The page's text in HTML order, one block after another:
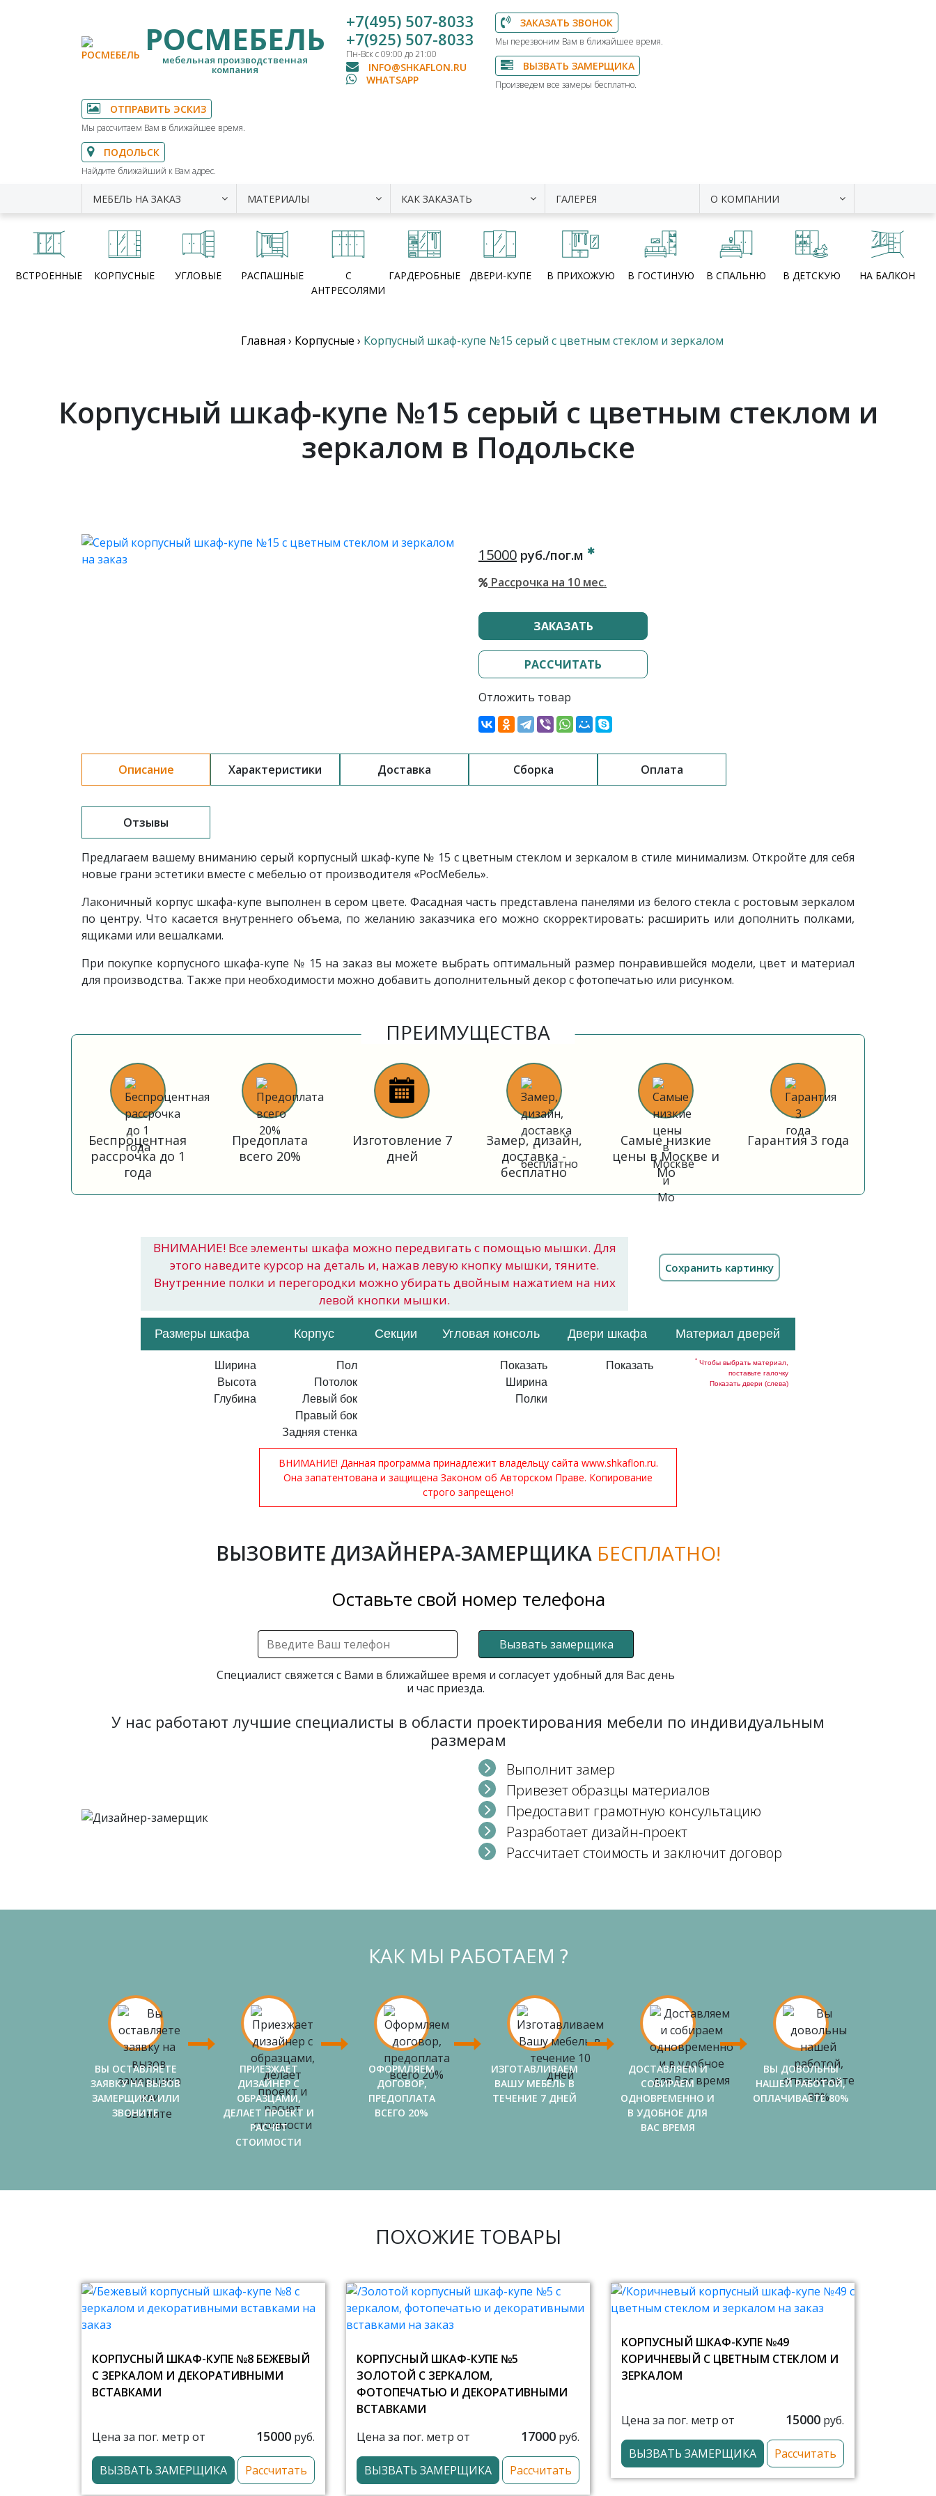
РОСМЕБЕЛЬ
мебельная производственная
компания
+7(495) 507-8033
+7(925) 507-8033
Пн-Вск с 09:00 до 21:00
INFO@SHKAFLON.RU
WHATSAPP
ЗАКАЗАТЬ ЗВОНОК
Мы перезвоним Вам в ближайшее время.
ВЫЗВАТЬ ЗАМЕРЩИКА
Произведем все замеры бесплатно.
ОТПРАВИТЬ ЭСКИЗ
Мы рассчитаем Вам в ближайшее время.
ПОДОЛЬСК
Найдите ближайший к Вам адрес.
МЕБЕЛЬ НА ЗАКАЗ МАТЕРИАЛЫ КАК ЗАКАЗАТЬ ГАЛЕРЕЯ О КОМПАНИИ
ВСТРОЕННЫЕ КОРПУСНЫЕ УГЛОВЫЕ РАСПАШНЫЕ
С
АНТРЕСОЛЯМИ
ГАРДЕРОБНЫЕ ДВЕРИ-КУПЕ В ПРИХОЖУЮ В ГОСТИНУЮ В СПАЛЬНЮ В ДЕТСКУЮ НА БАЛКОН
Главная › Корпусные › Корпусный шкаф-купе №15 серый с цветным стеклом и зеркалом
Корпусный шкаф-купе №15 серый с цветным стеклом и
зеркалом в Подольске
15000 руб./пог.м
Рассрочка на 10 мес.
ЗАКАЗАТЬ
РАССЧИТАТЬ
Отложить товар
Описание Характеристики Доставка Сборка Оплата
Отзывы
Предлагаем вашему вниманию серый корпусный шкаф-купе № 15 с цветным стеклом и зеркалом в стиле минимализм. Откройте для себя
новые грани эстетики вместе с мебелью от производителя «РосМебель».
Лаконичный корпус шкафа-купе выполнен в сером цвете. Фасадная часть представлена панелями из белого стекла с ростовым зеркалом
по центру. Что касается внутреннего объема, по желанию заказчика его можно скорректировать: расширить или дополнить полками,
ящиками или вешалками.
При покупке корпусного шкафа-купе № 15 на заказ вы можете выбрать оптимальный размер понравившейся модели, цвет и материал
для производства. Также при необходимости можно добавить дополнительный декор с фотопечатью или рисунком.
ПРЕИМУЩЕСТВА
Беспроцентная
рассрочка до 1
года
Предоплата
всего 20%
Изготовление 7
дней
Замер, дизайн,
доставка -
бесплатно
Самые низкие
цены в Москве и
Мо
Гарантия 3 года
ВНИМАНИЕ! Все элементы шкафа можно передвигать с помощью мышки. Для
этого наведите курсор на деталь и, нажав левую кнопку мышки, тяните.
Внутренние полки и перегородки можно убирать двойным нажатием на них
левой кнопки мышки.
Размеры шкафа Корпус Секции Угловая консоль Двери шкафа Материал дверей
Ширина
Высота
Глубина
Пол
Потолок
Левый бок
Правый бок
Задняя стенка
Показать
Ширина
Полки
Показать * Чтобы выбрать материал,
поставьте галочку
Показать двери (слева)
ВНИМАНИЕ! Данная программа принадлежит владельцу сайта www.shkaflon.ru.
Она запатентована и защищена Законом об Авторском Праве. Копирование
строго запрещено!
ВЫЗОВИТЕ ДИЗАЙНЕРА-ЗАМЕРЩИКА БЕСПЛАТНО!
Оставьте свой номер телефона
Вызвать замерщика
Специалист свяжется с Вами в ближайшее время и согласует удобный для Вас день
и час приезда.
У нас работают лучшие специалисты в области проектирования мебели по индивидуальным
размерам
Выполнит замер
Привезет образцы материалов
Предоставит грамотную консультацию
Разработает дизайн-проект
Рассчитает стоимость и заключит договор
КАК МЫ РАБОТАЕМ ?
ВЫ ОСТАВЛЯЕТЕ
ЗАЯВКУ НА ВЫЗОВ
ЗАМЕРЩИКА ИЛИ
ЗВОНИТЕ
ПРИЕЗЖАЕТ
ДИЗАЙНЕР С
ОБРАЗЦАМИ,
ДЕЛАЕТ ПРОЕКТ И
РАСЧЕТ
СТОИМОСТИ
ОФОРМЛЯЕМ
ДОГОВОР,
ПРЕДОПЛАТА
ВСЕГО 20%
ИЗГОТАВЛИВАЕМ
ВАШУ МЕБЕЛЬ В
ТЕЧЕНИЕ 7 ДНЕЙ
ДОСТАВЛЯЕМ И
СОБИРАЕМ
ОДНОВРЕМЕННО И
В УДОБНОЕ ДЛЯ
ВАС ВРЕМЯ
ВЫ ДОВОЛЬНЫ
НАШЕЙ РАБОТОЙ,
ОПЛАЧИВАЕТЕ 80%
ПОХОЖИЕ ТОВАРЫ
КОРПУСНЫЙ ШКАФ-КУПЕ №8 БЕЖЕВЫЙ
С ЗЕРКАЛОМ И ДЕКОРАТИВНЫМИ
ВСТАВКАМИ
Цена за пог. метр от 15000 руб.
ВЫЗВАТЬ ЗАМЕРЩИКА Рассчитать
КОРПУСНЫЙ ШКАФ-КУПЕ №5
ЗОЛОТОЙ С ЗЕРКАЛОМ,
ФОТОПЕЧАТЬЮ И ДЕКОРАТИВНЫМИ
ВСТАВКАМИ
Цена за пог. метр от
17000 руб.
ВЫЗВАТЬ ЗАМЕРЩИКА Рассчитать
КОРПУСНЫЙ ШКАФ-КУПЕ №49
КОРИЧНЕВЫЙ С ЦВЕТНЫМ СТЕКЛОМ И
ЗЕРКАЛОМ
Цена за пог. метр от 15000 руб.
ВЫЗВАТЬ ЗАМЕРЩИКА Рассчитать